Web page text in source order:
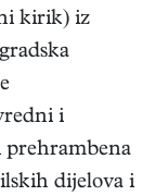
kirik) iz
i
prehrambena
dijelova i